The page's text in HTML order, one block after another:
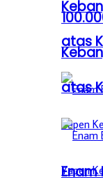
atas
Enam
atas